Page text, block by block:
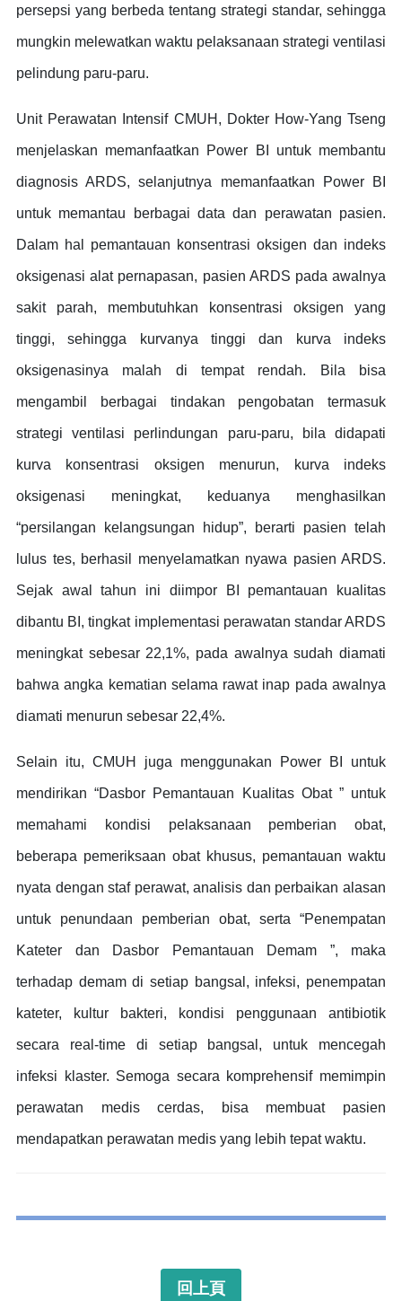
persepsi yang berbeda tentang strategi standar, sehingga
mungkin melewatkan waktu pelaksanaan strategi ventilasi
pelindung paru-paru.
Unit Perawatan Intensif CMUH, Dokter How-Yang Tseng
menjelaskan memanfaatkan Power BI untuk membantu
diagnosis ARDS, selanjutnya memanfaatkan Power BI
untuk memantau berbagai data dan perawatan pasien.
Dalam hal pemantauan konsentrasi oksigen dan indeks
oksigenasi alat pernapasan, pasien ARDS pada awalnya
sakit parah, membutuhkan konsentrasi oksigen yang
tinggi, sehingga kurvanya tinggi dan kurva indeks
oksigenasinya malah di tempat rendah. Bila bisa
mengambil berbagai tindakan pengobatan termasuk
strategi ventilasi perlindungan paru-paru, bila didapati
kurva konsentrasi oksigen menurun, kurva indeks
oksigenasi meningkat, keduanya menghasilkan
“persilangan kelangsungan hidup”, berarti pasien telah
lulus tes, berhasil menyelamatkan nyawa pasien ARDS.
Sejak awal tahun ini diimpor BI pemantauan kualitas
dibantu BI, tingkat implementasi perawatan standar ARDS
meningkat sebesar 22,1%, pada awalnya sudah diamati
bahwa angka kematian selama rawat inap pada awalnya
diamati menurun sebesar 22,4%.
Selain itu, CMUH juga menggunakan Power BI untuk
mendirikan “Dasbor Pemantauan Kualitas Obat ” untuk
memahami kondisi pelaksanaan pemberian obat,
beberapa pemeriksaan obat khusus, pemantauan waktu
nyata dengan staf perawat, analisis dan perbaikan alasan
untuk penundaan pemberian obat, serta “Penempatan
Kateter dan Dasbor Pemantauan Demam ”, maka
terhadap demam di setiap bangsal, infeksi, penempatan
kateter, kultur bakteri, kondisi penggunaan antibiotik
secara real-time di setiap bangsal, untuk mencegah
infeksi klaster. Semoga secara komprehensif memimpin
perawatan medis cerdas, bisa membuat pasien
mendapatkan perawatan medis yang lebih tepat waktu.
回上頁